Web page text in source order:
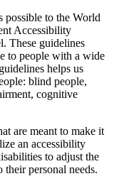
possible to the World
Accessibility
These guidelines
to people with a wide
helps us
blind people,
cognitive
are meant to make it
an accessibility
to adjust the
their personal needs.